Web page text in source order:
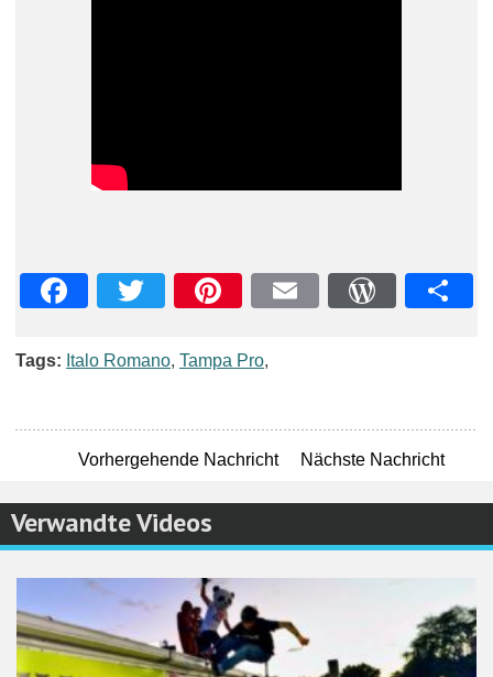
Tags: Italo Romano, Tampa Pro,
Vorhergehende Nachricht Nächste Nachricht
Verwandte Videos